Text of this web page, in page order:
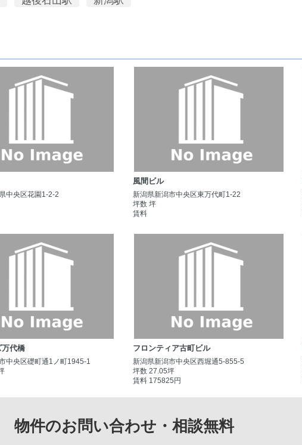
中央区花園1-2-2
風間ビル
新潟県新潟市中央区東万代町1-22
坪数 坪
賃料
万代橋
中央区礎町通1ノ町1945-1
フロンティア古町ビル
新潟県新潟市中央区西堀通5-855-5
坪数 27.05坪
賃料 175825円
物件のお問い合わせ・相談無料